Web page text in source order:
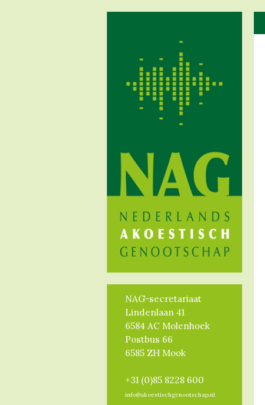
NAG-secretariaat
Lindenlaan 41
6584 AC Molenhoek
Postbus 66
6585 ZH Mook
+31 (0)85 8228 600
info@akoestischgenootschap.nl